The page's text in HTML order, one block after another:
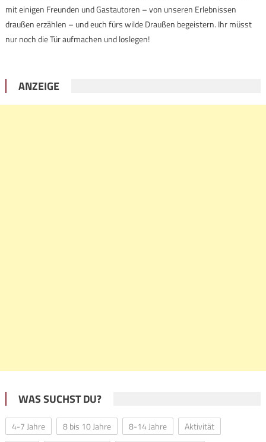
mit einigen Freunden und Gastautoren – von unseren Erlebnissen
draußen erzählen – und euch fürs wilde Draußen begeistern. Ihr müsst
nur noch die Tür aufmachen und loslegen!
ANZEIGE
WAS SUCHST DU?
4-7 Jahre 8 bis 10 Jahre 8-14 Jahre
Aktivität